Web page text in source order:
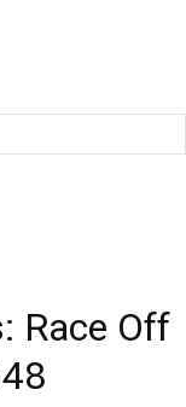
Race Off